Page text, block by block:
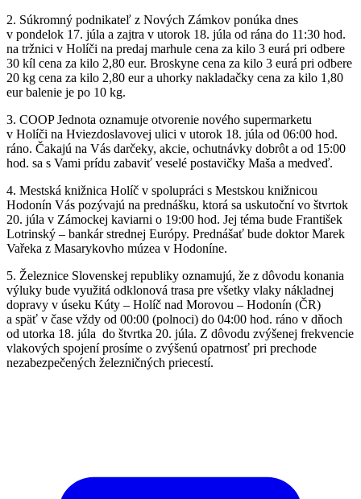
2. Súkromný podnikateľ z Nových Zámkov ponúka dnes
v pondelok 17. júla a zajtra v utorok 18. júla od rána do 11:30 hod.
na tržnici v Holíči na predaj marhule cena za kilo 3 eurá pri odbere
30 kíl cena za kilo 2,80 eur. Broskyne cena za kilo 3 eurá pri odbere
20 kg cena za kilo 2,80 eur a uhorky nakladačky cena za kilo 1,80
eur balenie je po 10 kg.
3. COOP Jednota oznamuje otvorenie nového supermarketu
v Holíči na Hviezdoslavovej ulici v utorok 18. júla od 06:00 hod.
ráno. Čakajú na Vás darčeky, akcie, ochutnávky dobrôt a od 15:00
hod. sa s Vami prídu zabaviť veselé postavičky Maša a medveď.
4. Mestská knižnica Holíč v spolupráci s Mestskou knižnicou
Hodonín Vás pozývajú na prednášku, ktorá sa uskutoční vo štvrtok
20. júla v Zámockej kaviarni o 19:00 hod. Jej téma bude František
Lotrinský – bankár strednej Európy. Prednášať bude doktor Marek
Vařeka z Masarykovho múzea v Hodoníne.
5. Železnice Slovenskej republiky oznamujú, že z dôvodu konania
výluky bude využitá odklonová trasa pre všetky vlaky nákladnej
dopravy v úseku Kúty – Holíč nad Morovou – Hodonín (ČR)
a späť v čase vždy od 00:00 (polnoci) do 04:00 hod. ráno v dňoch
od utorka 18. júla do štvrtka 20. júla. Z dôvodu zvýšenej frekvencie
vlakových spojení prosíme o zvýšenú opatrnosť pri prechode
nezabezpečených železničných priecestí.